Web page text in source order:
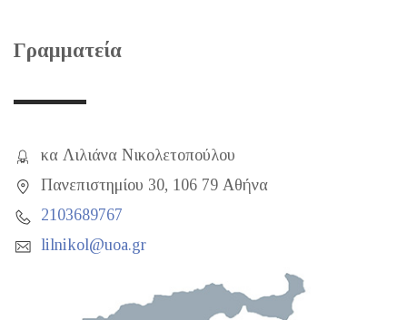
Γραμματεία
κα Λιλιάνα Νικολετοπούλου
Πανεπιστημίου 30, 106 79 Αθήνα
2103689767
lilnikol@uoa.gr